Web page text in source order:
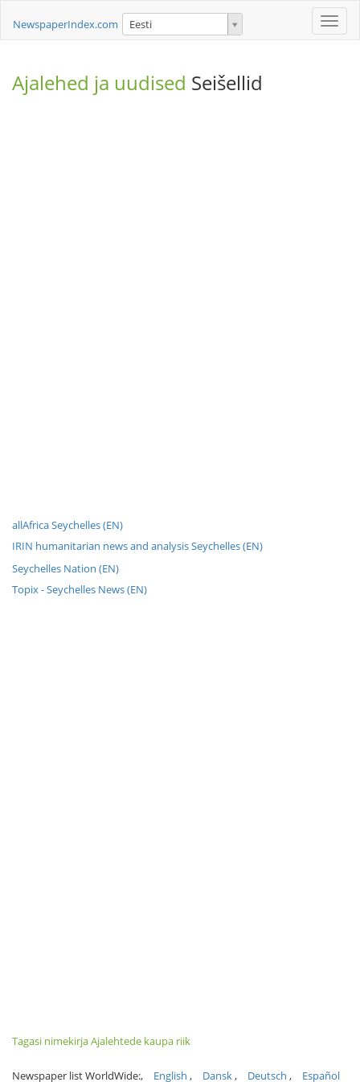
Toggle
NewspaperIndex.com Eesti
Ajalehed ja uudised Seišellid
allAfrica Seychelles (EN)
IRIN humanitarian news and analysis Seychelles (EN)
Seychelles Nation (EN)
Topix - Seychelles News (EN)
Tagasi nimekirja Ajalehtede kaupa riik
Newspaper list WorldWide: English Dansk Deutsch Español